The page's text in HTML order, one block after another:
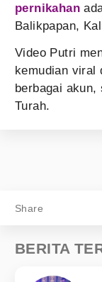
pernikahan
Balikpapan,
Video Putri
kemudian viral
berbagai
Turah.
Share
BERITA